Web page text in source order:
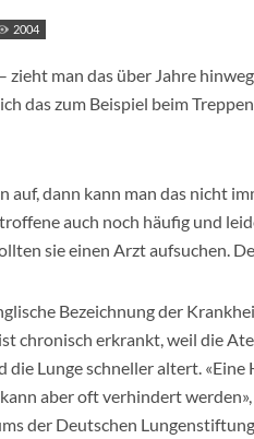
2004
zieht man das über Jahre
das zum Beispiel beim
auf, dann kann man das nicht
auch noch häufig und
sie einen Arzt aufsuchen.
Bezeichnung der
ist chronisch erkrankt, weil die
Lunge schneller altert. «Eine
aber oft verhindert
der Deutschen